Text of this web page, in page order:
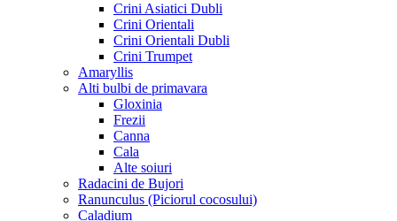
Crini Asiatici Dubli
Crini Orientali
Crini Orientali Dubli
Crini Trumpet
Amaryllis
Alti bulbi de primavara
Gloxinia
Frezii
Canna
Cala
Alte soiuri
Radacini de Bujori
Ranunculus (Piciorul cocosului)
Caladium